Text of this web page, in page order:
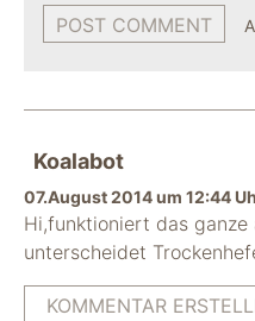
Koalabot
07.August 2014 um 12:44
Hi,funktioniert das ganze
unterscheidet
KOMMENTAR